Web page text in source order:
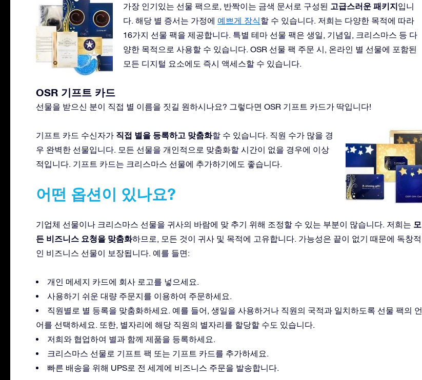
가장 인기있는 선물 팩으로, 반짝이는 금색 문서로 구성된 고급스러운 패키지입니
다. 해당 별 증서는 가정에 예쁘게 장식할 수 있습니다. 저희는 다양한 목적에 따라
16가지 선물 팩을 제공합니다. 특별 테마 선물 팩은 생일, 기념일, 크리스마스 등 다
양한 목적으로 사용할 수 있습니다. OSR 선물 팩 주문 시, 온라인 별 선물에 포함된
모든 디지털 요소에도 즉시 액세스할 수 있습니다.
OSR 기프트 카드
선물을 받으신 분이 직접 별 이름을 짓길 원하시나요? 그렇다면 OSR 기프트 카드가 딱입니다!
기프트 카드 수신자가 직접 별을 등록하고 맞춤화할 수 있습니다. 직원 수가 많을 경
우 완벽한 선물입니다. 모든 선물을 개인적으로 맞춤화할 시간이 없을 경우에 이상
적입니다. 기프트 카드는 크리스마스 선물에 추가하기에도 좋습니다.
어떤 옵션이 있나요?
기업체 선물이나 크리스마스 선물을 귀사의 바람에 맞 추기 위해 조정할 수 있는 부분이 많습니다. 저희는 모
든 비즈니스 요청을 맞춤화하므로, 모든 것이 귀사 및 목적에 고유합니다. 가능성은 끝이 없기 때문에 독창적
인 비즈니스 선물이 보장됩니다. 예를 들면:
개인 메세지 카드에 회사 로고를 넣으세요.
사용하기 쉬운 대량 주문지를 이용하여 주문하세요.
직원별로 별 등록을 맞춤화하세요. 예를 들어, 생일을 사용하거나 직원의 국적과 일치하도록 선물 팩의 언
어를 선택하세요. 또한, 별자리에 해당 직원의 별자리를 할당할 수도 있습니다.
저희와 협업하여 별과 함께 제품을 등록하세요.
크리스마스 선물로 기프트 팩 또는 기프트 카드를 추가하세요.
빠른 배송을 위해 UPS로 전 세계에 비즈니스 주문을 발송합니다.